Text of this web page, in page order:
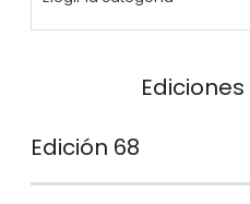
Ediciones
Edición 68